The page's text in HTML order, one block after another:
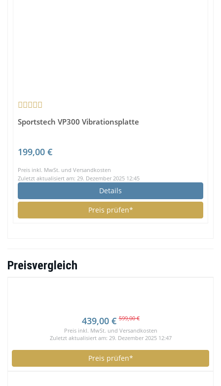
Sportstech VP300 Vibrationsplatte
199,00 €
Preis inkl. MwSt. und Versandkosten
Zuletzt aktualisiert am: 29. Dezember 2025 12:45
Details
Preis prüfen*
Preisvergleich
439,00 €599,00 €
Preis inkl. MwSt. und Versandkosten
Zuletzt aktualisiert am: 29. Dezember 2025 12:47
Preis prüfen*